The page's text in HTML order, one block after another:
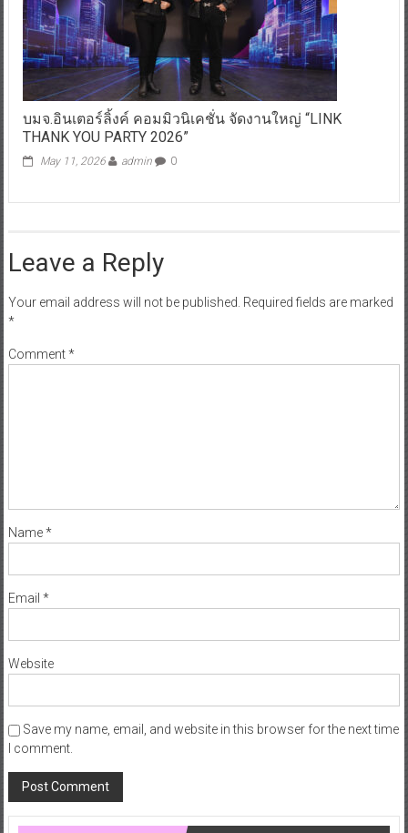
บมจ.อินเตอร์ลิ้งค์ คอมมิวนิเคชั่น จัดงานใหญ่ “LINK
THANK YOU PARTY 2026”
May 11, 2026 admin 0
Leave a Reply
Your email address will not be published. Required fields are marked
*
Comment*
Name*
Email *
Website
Save my name, email, and website in this browser for the next time
I comment.